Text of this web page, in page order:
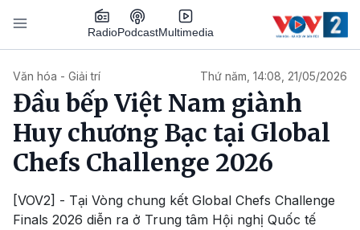
Nhảy đến nội dung
RadioPodcastMultimedia
Văn hóa - Giải trí Thứ năm, 14:08, 21/05/2026
Đầu bếp Việt Nam giành
Huy chương Bạc tại Global
Chefs Challenge 2026
[VOV2] - Tại Vòng chung kết Global Chefs Challenge
Finals 2026 diễn ra ở Trung tâm Hội nghị Quốc tế